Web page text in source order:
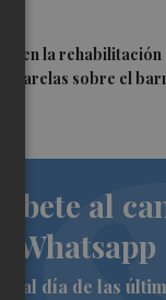
en la
sobre el
al
Whatsapp
al día de las